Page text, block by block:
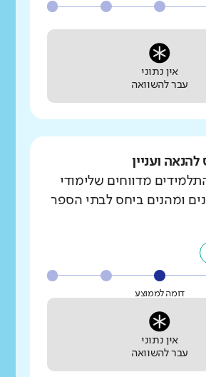
אין נתוני
עבר להשוואה
ועניין
מדווחים שלימודי
ומהנים ביחס לבתי הספר
דומה לממוצע
אין נתוני
עבר להשוואה